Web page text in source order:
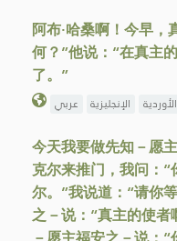
阿布·哈桑啊！今早
何？”他说：“在真主
了。”
عربي الإنجليزية الأوردية
今天我要做先知－愿
克尔来推门，我问：“
尔。”我说道：“请你
之－说：“真主的使